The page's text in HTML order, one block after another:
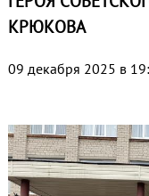
КРЮКОВА
09 декабря 2025 в